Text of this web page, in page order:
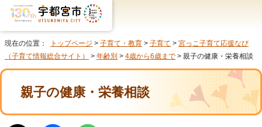
現在の位置： トップページ > 子育て・教育 > 子育て > 宮っこ子育て応援なび
（子育て情報総合サイト）
> 年齢別 > 4歳から6歳まで > 親子の健康・栄養相談
親子の健康・栄養相談